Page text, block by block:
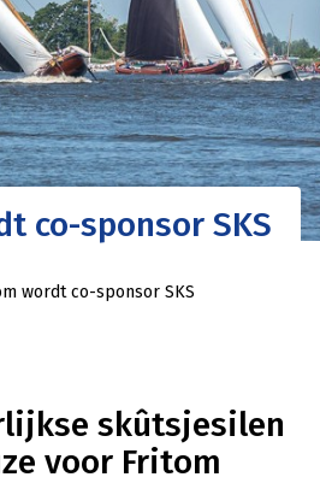
co-sponsor SKS
wordt co-sponsor SKS
skûtsjesilen
voor Fritom